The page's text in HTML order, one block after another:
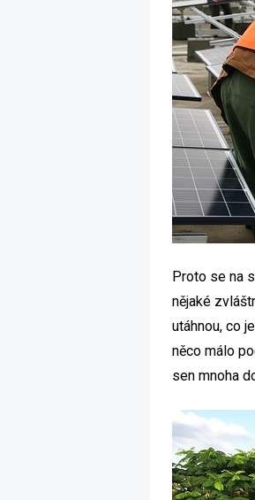
Proto se na
nějaké
utáhnou, co
něco málo
sen mnoha